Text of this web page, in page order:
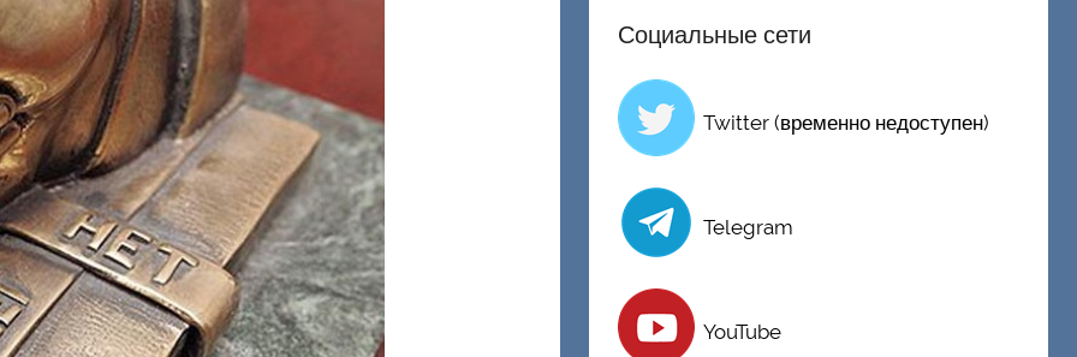
Социальные сети
Twitter (временно недоступен)
Telegram
YouTube